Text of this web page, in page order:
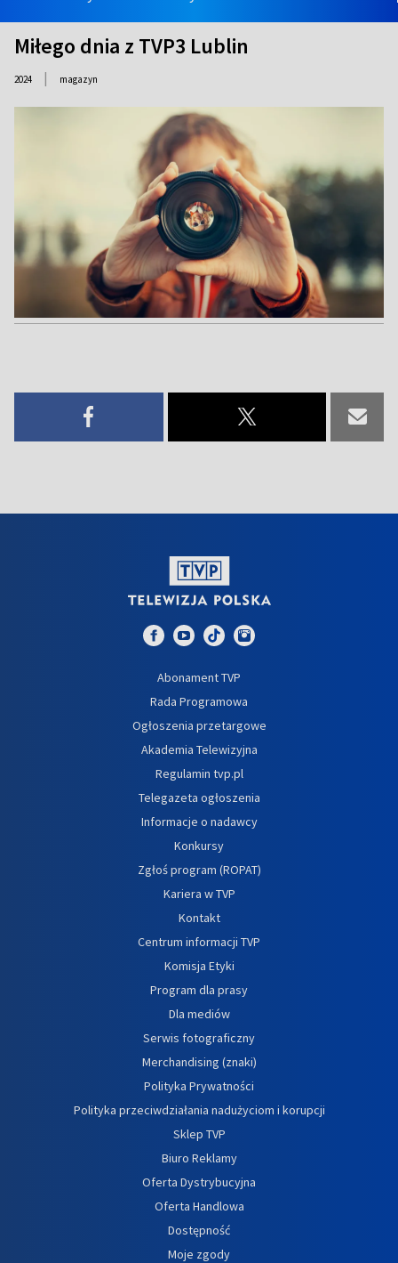
Miłego dnia z TVP3 Lublin
2024 | magazyn
Abonament TVP
Rada Programowa
Ogłoszenia przetargowe
Akademia Telewizyjna
Regulamin tvp.pl
Telegazeta ogłoszenia
Informacje o nadawcy
Konkursy
Zgłoś program (ROPAT)
Kariera w TVP
Kontakt
Centrum informacji TVP
Komisja Etyki
Program dla prasy
Dla mediów
Serwis fotograficzny
Merchandising (znaki)
Polityka Prywatności
Polityka przeciwdziałania nadużyciom i korupcji
Sklep TVP
Biuro Reklamy
Oferta Dystrybucyjna
Oferta Handlowa
Dostępność
Moje zgody